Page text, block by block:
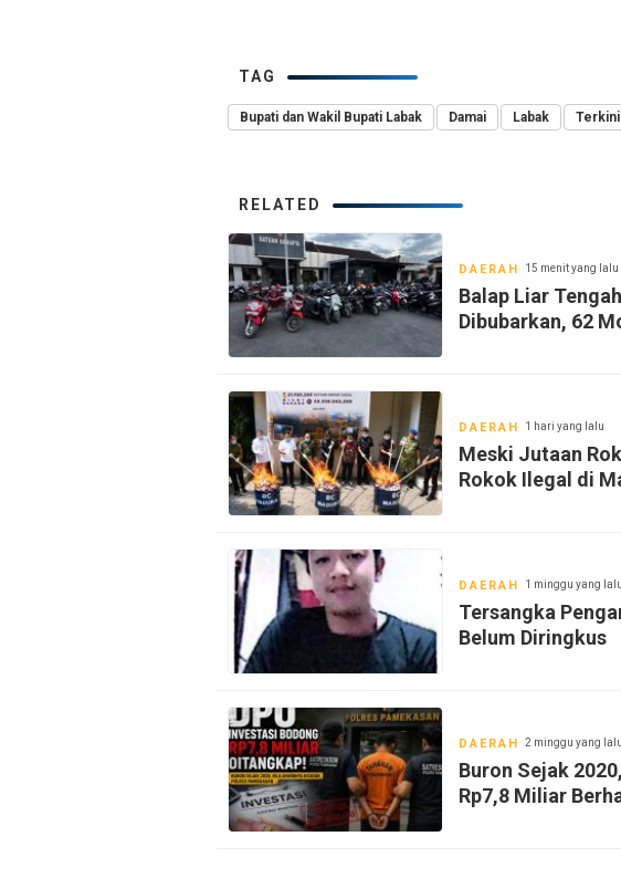
TAG
Bupati dan Wakil Bupati Labak Damai Labak Terkini
RELATED
DAERAH 15 menit yang lalu
Balap Liar
Dibubarkan, 62
DAERAH 1 hari yang lalu
Meski Jutaan
Rokok Ilegal di
DAERAH 1 minggu yang lalu
Tersangka
Belum Diringkus
DAERAH 2 minggu yang lalu
Buron Sejak
Rp7,8 Miliar